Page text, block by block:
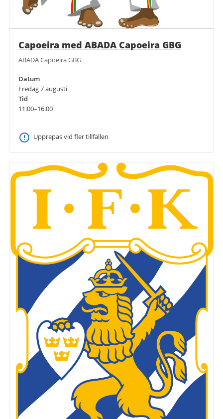
Capoeira med ABADA Capoeira GBG
ABADA Capoeira GBG
Datum
Fredag 7 augusti
Tid
11:00–16:00
Upprepas vid fler tillfällen